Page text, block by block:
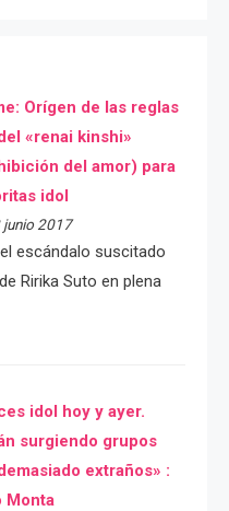
Orígen de las reglas
«renai kinshi»
del amor) para
idol
junio 2017
escándalo suscitado
Ririka Suto en plena
idol hoy y ayer.
surgiendo grupos
extraños» :
Monta